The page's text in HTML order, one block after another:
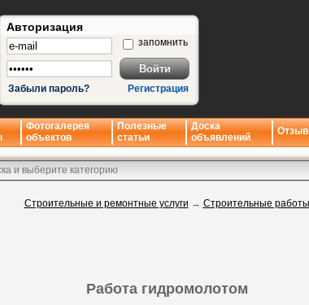
Авторизация
запомнить
Забыли пароль? Регистрация
Фотогалерея
объектов
Полезные
статьи
Доска
объявлений
Строительные и ремонтные услуги → Строительные работы
Работа гидромолотом